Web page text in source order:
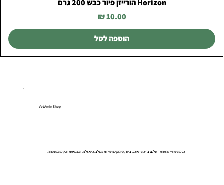
Horizon הורייזן פיור כבש 200 גרם
מחיר
הוספה לסל
VetAmin Shop
כל מה שחיית המחמד שלכם צריכה – אוכל, ציוד, פינוקים ושירות עם לב. כי אצלנו, הם באמת חלק מהמשפחה.